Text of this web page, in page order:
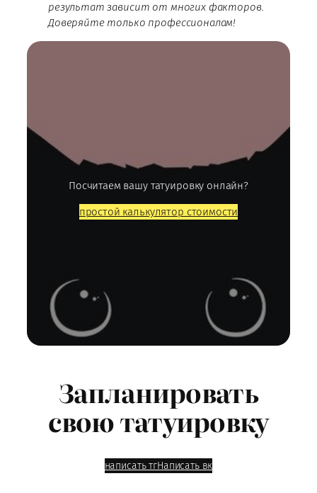
результат зависит от многих факторов.
Доверяйте только профессионалам!
Посчитаем вашу татуировку онлайн?
простой калькулятор стоимости
Запланировать
свою татуировку
написать тгНаписать вк